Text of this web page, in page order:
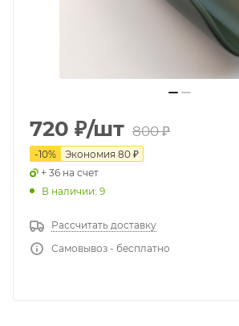
720 ₽/шт 800₽
-10% Экономия 80 ₽
+ 36 на счет
В наличии: 9
Рассчитать доставку
Самовывоз - бесплатно